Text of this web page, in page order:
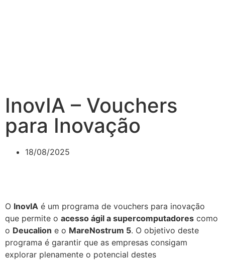
InovIA – Vouchers
para Inovação
18/08/2025
O InovIA é um programa de vouchers para inovação
que permite o acesso ágil a supercomputadores como
o Deucalion e o MareNostrum 5. O objetivo deste
programa é garantir que as empresas consigam
explorar plenamente o potencial destes